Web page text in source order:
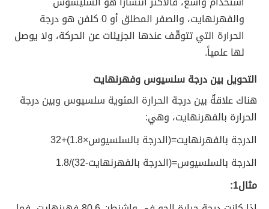
والفهرنهايت، والصفر المطلق أو 0 كلفن هو درجة
الحرارة التي تتوقّف عندها الجزيئات عن الحركة، ولا يوصل
لها علمياً.
التحويل بين درجة سلسيوس وفهرنهايت
هناك علاقةٌ بين درجة الحرارة المئوية سلسيوس وبين درجة
الحرارة بالفهرنهايت، وهي:
الدرجة بالفهرنهايت=(الدرجة بالسلسيوس×1.8)+32
الدرجة بالسلسيوس=(الدرجة بالفهرنهايت-32)/1.8
مثال1: